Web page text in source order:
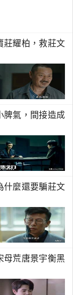
莊耀柏，救莊文
脾氣，間接造成
什麼還要騙莊文
母荒唐景宇衡黑